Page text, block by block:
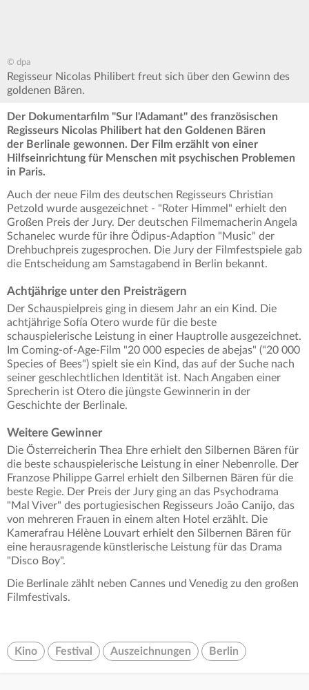
© dpa
Regisseur Nicolas Philibert freut sich über den Gewinn des
goldenen Bären.
Der Dokumentarfilm "Sur l'Adamant" des französischen
Regisseurs Nicolas Philibert hat den Goldenen Bären
der Berlinale gewonnen. Der Film erzählt von einer
Hilfseinrichtung für Menschen mit psychischen Problemen
in Paris.
Auch der neue Film des deutschen Regisseurs Christian
Petzold wurde ausgezeichnet - "Roter Himmel" erhielt den
Großen Preis der Jury. Der deutschen Filmemacherin Angela
Schanelec wurde für ihre Ödipus-Adaption "Music" der
Drehbuchpreis zugesprochen. Die Jury der Filmfestspiele gab
die Entscheidung am Samstagabend in Berlin bekannt.
Achtjährige unter den Preisträgern
Der Schauspielpreis ging in diesem Jahr an ein Kind. Die
achtjährige Sofía Otero wurde für die beste
schauspielerische Leistung in einer Hauptrolle ausgezeichnet.
Im Coming-of-Age-Film "20 000 especies de abejas" ("20 000
Species of Bees") spielt sie ein Kind, das auf der Suche nach
seiner geschlechtlichen Identität ist. Nach Angaben einer
Sprecherin ist Otero die jüngste Gewinnerin in der
Geschichte der Berlinale.
Weitere Gewinner
Die Österreicherin Thea Ehre erhielt den Silbernen Bären für
die beste schauspielerische Leistung in einer Nebenrolle. Der
Franzose Philippe Garrel erhielt den Silbernen Bären für die
beste Regie. Der Preis der Jury ging an das Psychodrama
"Mal Viver" des portugiesischen Regisseurs João Canijo, das
von mehreren Frauen in einem alten Hotel erzählt. Die
Kamerafrau Hélène Louvart erhielt den Silbernen Bären für
eine herausragende künstlerische Leistung für das Drama
"Disco Boy".
Die Berlinale zählt neben Cannes und Venedig zu den großen
Filmfestivals.
Kino Festival Auszeichnungen Berlin